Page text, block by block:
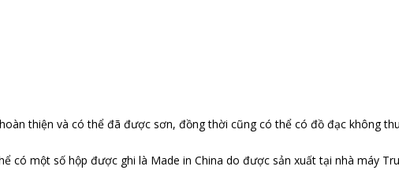
thiện và có thể đã được sơn, đồng thời cũng có thể có đồ đạc không
có một số hộp được ghi là Made in China do được sản xuất tại nhà máy